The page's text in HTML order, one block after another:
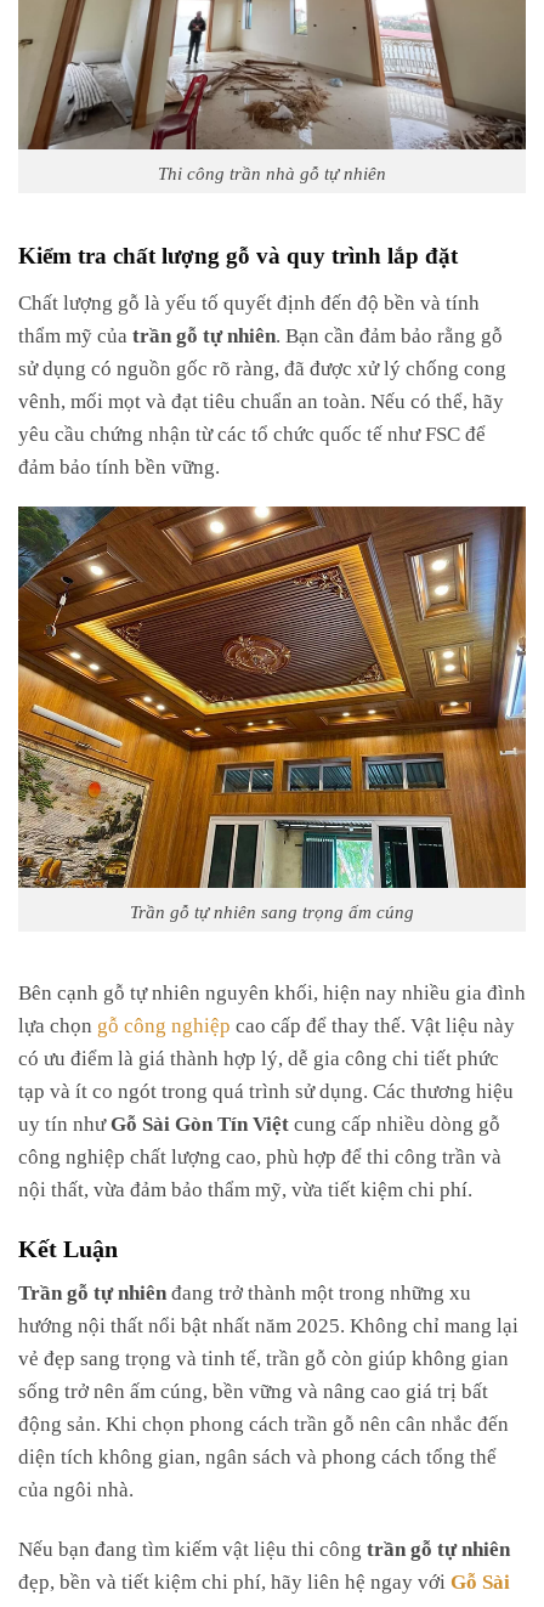
Thi công trần nhà gỗ tự nhiên
Kiểm tra chất lượng gỗ và quy trình lắp đặt
Chất lượng gỗ là yếu tố quyết định đến độ bền và tính
thẩm mỹ của trần gỗ tự nhiên . Bạn cần đảm bảo rằng gỗ
sử dụng có nguồn gốc rõ ràng, đã được xử lý chống cong
vênh, mối mọt và đạt tiêu chuẩn an toàn. Nếu có thể, hãy
yêu cầu chứng nhận từ các tổ chức quốc tế như FSC để
đảm bảo tính bền vững.
Trần gỗ tự nhiên sang trọng ấm cúng
Bên cạnh gỗ tự nhiên nguyên khối, hiện nay nhiều gia đình
lựa chọn gỗ công nghiệp cao cấp để thay thế. Vật liệu này
có ưu điểm là giá thành hợp lý, dễ gia công chi tiết phức
tạp và ít co ngót trong quá trình sử dụng. Các thương hiệu
uy tín nhưGỗ Sài Gòn Tín Việt cung cấp nhiều dòng gỗ
công nghiệp chất lượng cao, phù hợp để thi công trần và
nội thất, vừa đảm bảo thẩm mỹ, vừa tiết kiệm chi phí.
Kết Luận
Trần gỗ tự nhiên đang trở thành một trong những xu
hướng nội thất nổi bật nhất năm 2025. Không chỉ mang lại
vẻ đẹp sang trọng và tinh tế, trần gỗ còn giúp không gian
sống trở nên ấm cúng, bền vững và nâng cao giá trị bất
động sản. Khi chọn phong cách trần gỗ nên cân nhắc đến
diện tích không gian, ngân sách và phong cách tổng thể
của ngôi nhà.
Nếu bạn đang tìm kiếm vật liệu thi công trần gỗ tự nhiên
đẹp, bền và tiết kiệm chi phí, hãy liên hệ ngay với Gỗ Sài